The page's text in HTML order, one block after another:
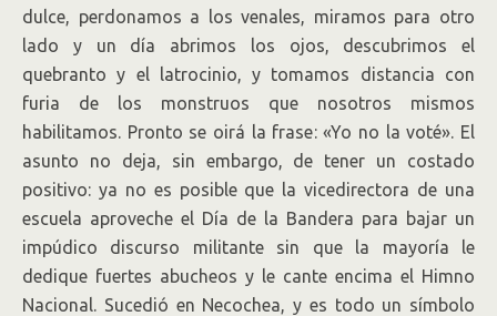
dulce, perdonamos a los venales, miramos para otro
lado y un día abrimos los ojos, descubrimos el
quebranto y el latrocinio, y tomamos distancia con
furia de los monstruos que nosotros mismos
habilitamos. Pronto se oirá la frase: «Yo no la voté». El
asunto no deja, sin embargo, de tener un costado
positivo: ya no es posible que la vicedirectora de una
escuela aproveche el Día de la Bandera para bajar un
impúdico discurso militante sin que la mayoría le
dedique fuertes abucheos y le cante encima el Himno
Nacional. Sucedió en Necochea, y es todo un símbolo